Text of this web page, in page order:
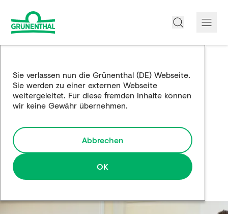
Produkte
Edukation
Forschung und Entwicklung
Partnerschaften
Sie verlassen nun die Grünenthal (DE) Webseite.
Sie werden zu einer externen Webseite
weitergeleitet. Für diese fremden Inhalte können
wir keine Gewähr übernehmen.
Abbrechen
OK